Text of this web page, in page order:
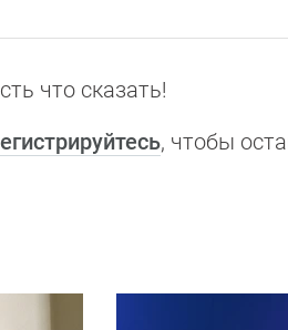
что сказать!
, чтобы